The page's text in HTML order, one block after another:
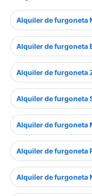
Alquiler de furgoneta
Alquiler de furgoneta
Alquiler de furgoneta
Alquiler de furgoneta
Alquiler de furgoneta
Alquiler de furgoneta
Alquiler de furgoneta